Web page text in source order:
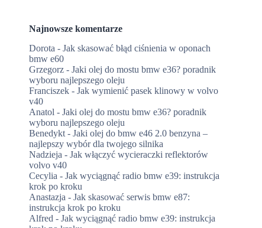
Najnowsze komentarze
Dorota -Jak skasować błąd ciśnienia w oponach
bmw e60
Grzegorz -Jaki olej do mostu bmw e36? poradnik
wyboru najlepszego oleju
Franciszek -Jak wymienić pasek klinowy w volvo
v40
Anatol -Jaki olej do mostu bmw e36? poradnik
wyboru najlepszego oleju
Benedykt -Jaki olej do bmw e46 2.0 benzyna –
najlepszy wybór dla twojego silnika
Nadzieja -Jak włączyć wycieraczki reflektorów
volvo v40
Cecylia -Jak wyciągnąć radio bmw e39: instrukcja
krok po kroku
Anastazja -Jak skasować serwis bmw e87:
instrukcja krok po kroku
Alfred -Jak wyciągnąć radio bmw e39: instrukcja